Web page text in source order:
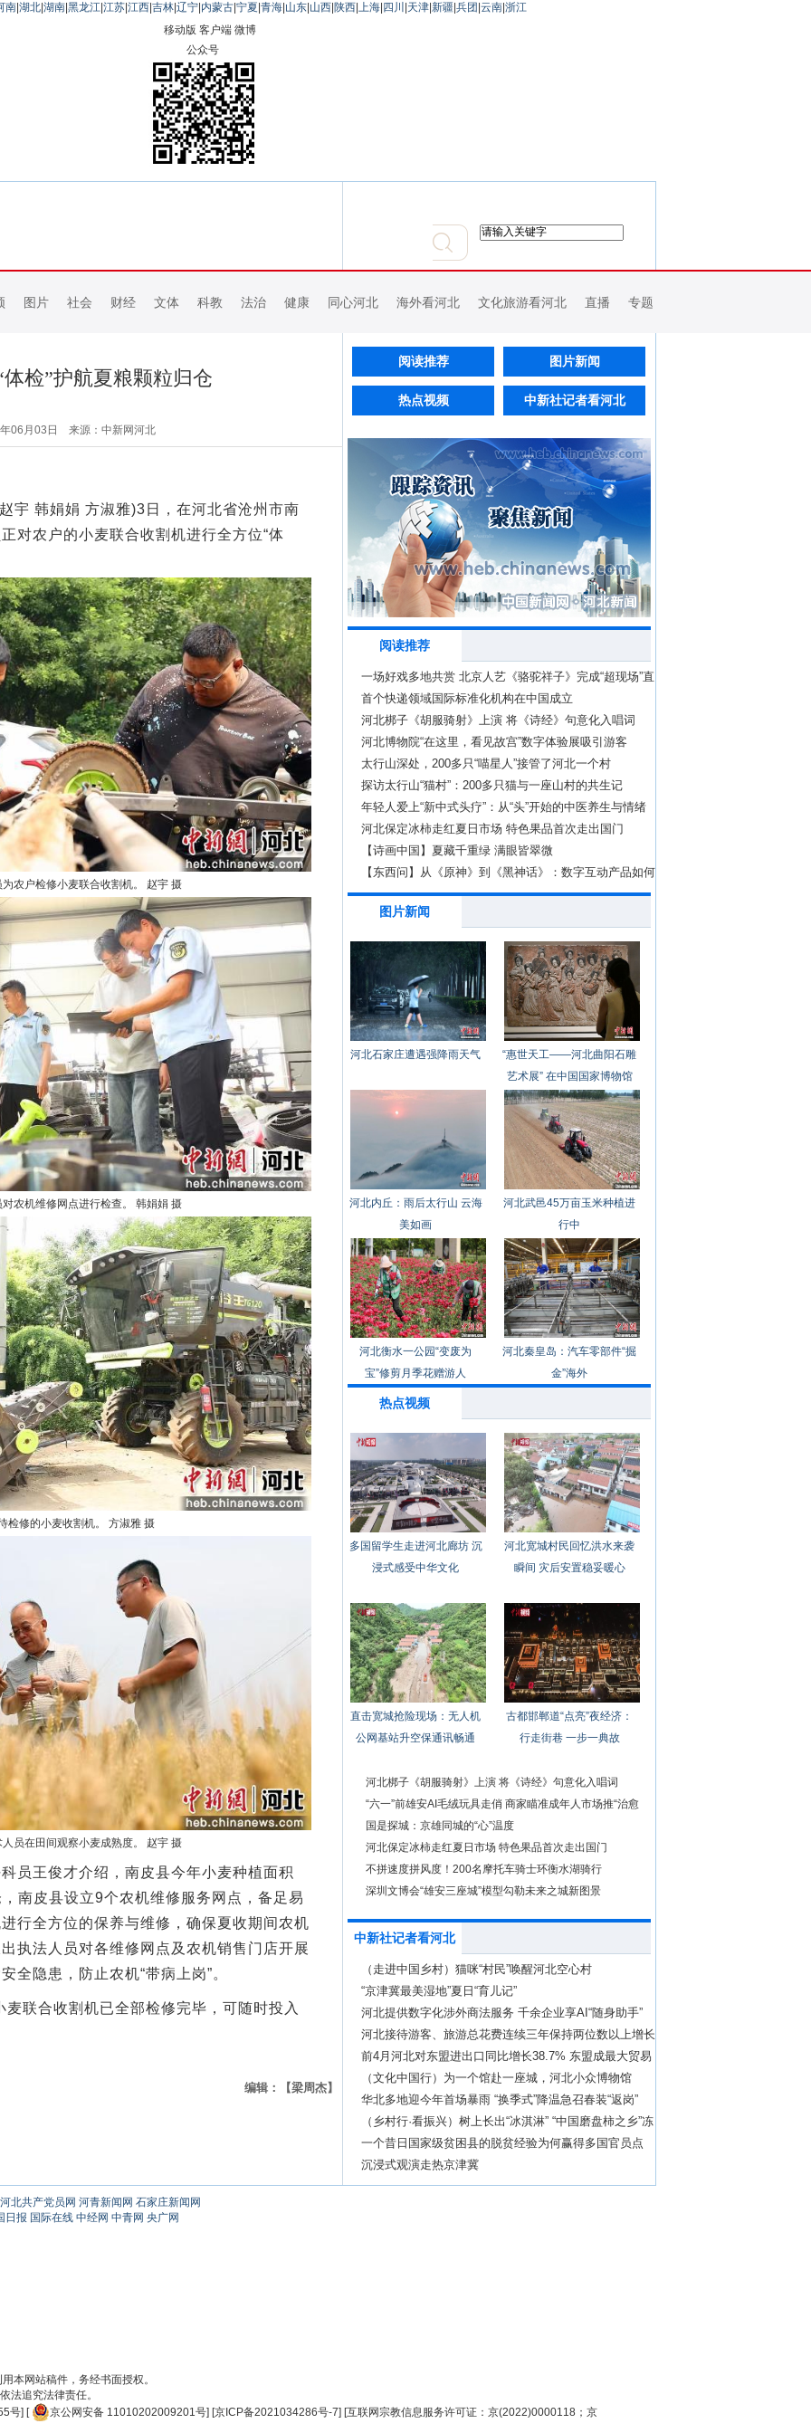
南 湖北 湖南 黑龙江 江苏 江西 吉林 辽宁 内蒙古 宁夏 青海 山东 山西 陕西 上海 四川 天津 新疆 兵团 云南 浙江
移动版 客户端 微博
公众号
图片 社会 财经 文体 科教 法治 健康 同心河北 海外看河北 文化旅游看河北 直播 专题
检”护航夏粮颗粒归仓
06月03日 来源：中新网河北
韩娟娟 方淑雅)3日，在河北省沧州市南
对农户的小麦联合收割机进行全方位“体
农户检修小麦联合收割机。 赵宇 摄
农机维修网点进行检查。 韩娟娟 摄
检修的小麦收割机。 方淑雅 摄
员在田间观察小麦成熟度。 赵宇 摄
王俊才介绍，南皮县今年小麦种植面积
南皮县设立9个农机维修服务网点，备足易
行全方位的保养与维修，确保夏收期间农机
执法人员对各维修网点及农机销售门店开展
全隐患，防止农机“带病上岗”。
合收割机已全部检修完毕，可随时投入
编辑：【梁周杰】
阅读推荐 图片新闻
热点视频 中新社记者看河北
阅读推荐
一场好戏多地共赏 北京人艺《骆驼祥子》完成“超现场”直
播
首个快递领域国际标准化机构在中国成立
河北梆子《胡服骑射》上演 将《诗经》句意化入唱词
河北博物院“在这里，看见故宫”数字体验展吸引游客
太行山深处，200多只“喵星人”接管了河北一个村
探访太行山“猫村”：200多只猫与一座山村的共生记
年轻人爱上“新中式头疗”：从“头”开始的中医养生与情绪
疗愈
河北保定冰柿走红夏日市场 特色果品首次走出国门
【诗画中国】夏藏千重绿 满眼皆翠微
【东西问】从《原神》到《黑神话》：数字互动产品如何
打破文化壁垒？
图片新闻
河北石家庄遭遇强降雨天气
“惠世天工——河北曲阳石雕
艺术展” 在中国国家博物馆
开幕
河北内丘：雨后太行山 云海
美如画
河北武邑45万亩玉米种植进
行中
河北衡水一公园“变废为
宝”修剪月季花赠游人
河北秦皇岛：汽车零部件“掘
金”海外
热点视频
多国留学生走进河北廊坊 沉
浸式感受中华文化
河北宽城村民回忆洪水来袭
瞬间 灾后安置稳妥暖心
直击宽城抢险现场：无人机
公网基站升空保通讯畅通
古都邯郸道“点亮”夜经济：
行走街巷 一步一典故
河北梆子《胡服骑射》上演 将《诗经》句意化入唱词
“六一”前雄安AI毛绒玩具走俏 商家瞄准成年人市场推“治愈
系”玩偶
国是探城：京雄同城的“心”温度
河北保定冰柿走红夏日市场 特色果品首次走出国门
不拼速度拼风度！200名摩托车骑士环衡水湖骑行
深圳文博会“雄安三座城”模型勾勒未来之城新图景
中新社记者看河北
（走进中国乡村）猫咪“村民”唤醒河北空心村
“京津冀最美湿地”夏日“育儿记”
河北提供数字化涉外商法服务 千余企业享AI“随身助手”
河北接待游客、旅游总花费连续三年保持两位数以上增长
前4月河北对东盟进出口同比增长38.7% 东盟成最大贸易
伙伴
（文化中国行）为一个馆赴一座城，河北小众博物馆
频“出圈”
华北多地迎今年首场暴雨 “换季式”降温急召春装“返岗”
（乡村行·看振兴）树上长出“冰淇淋” “中国磨盘柿之乡”冻
出新产业
一个昔日国家级贫困县的脱贫经验为何赢得多国官员点
赞？
沉浸式观演走热京津冀
河北共产党员网 河青新闻网 石家庄新闻网
日报 国际在线 中经网 中青网 央广网
本网站稿件，务经书面授权。
法追究法律责任。
号] [ 京公网安备 11010202009201号] [京ICP备2021034286号-7] [互联网宗教信息服务许可证：京(2022)0000118；京